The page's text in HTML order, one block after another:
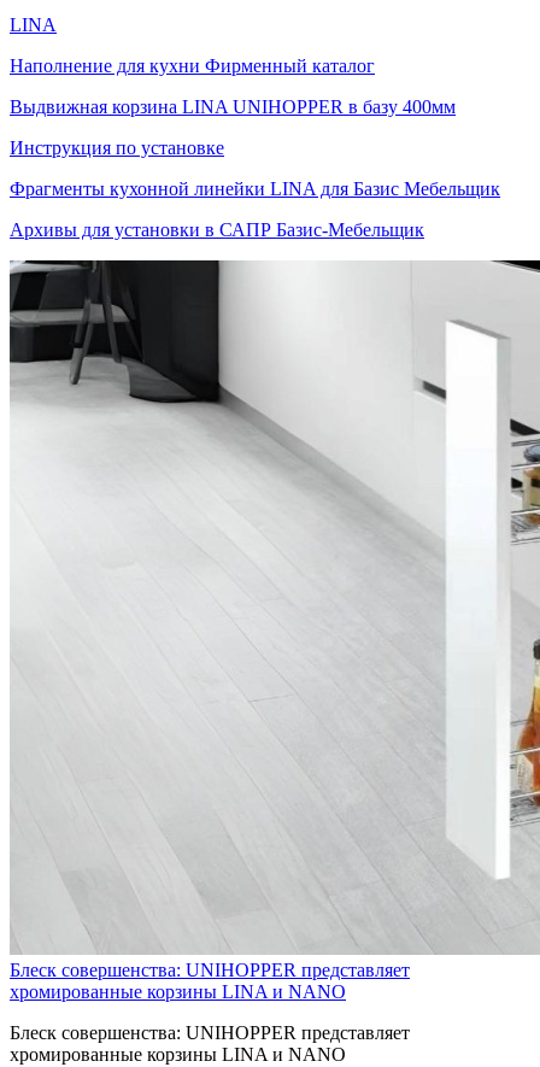
LINA
Наполнение для кухни Фирменный каталог
Выдвижная корзина LINA UNIHOPPER в базу 400мм
Инструкция по установке
Фрагменты кухонной линейки LINA для Базис Мебельщик
Архивы для установки в САПР Базис-Мебельщик
Блеск совершенства: UNIHOPPER представляет
хромированные корзины LINA и NANO
Блеск совершенства: UNIHOPPER представляет
хромированные корзины LINA и NANO